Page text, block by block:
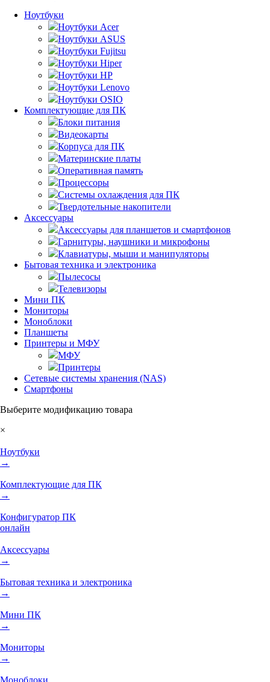
Ноутбуки
Ноутбуки Acer
Ноутбуки ASUS
Ноутбуки Fujitsu
Ноутбуки Hiper
Ноутбуки HP
Ноутбуки Lenovo
Ноутбуки OSIO
Комплектующие для ПК
Блоки питания
Видеокарты
Корпуса для ПК
Материнские платы
Оперативная память
Процессоры
Системы охлаждения для ПК
Твердотельные накопители
Аксессуары
Аксессуары для планшетов и смартфонов
Гарнитуры, наушники и микрофоны
Клавиатуры, мыши и манипуляторы
Бытовая техника и электроника
Пылесосы
Телевизоры
Мини ПК
Мониторы
Моноблоки
Планшеты
Принтеры и МФУ
МФУ
Принтеры
Сетевые системы хранения (NAS)
Смартфоны
Выберите модификацию товара
×
Ноутбуки
→
Комплектующие для ПК
→
Конфигуратор ПК
онлайн
Аксессуары
→
Бытовая техника и электроника
→
Мини ПК
→
Мониторы
→
Моноблоки